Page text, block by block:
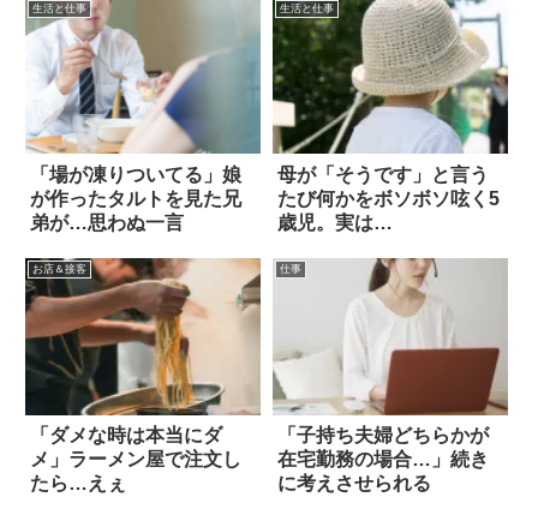
生活と仕事
「場が凍りついてる」娘
が作ったタルトを見た兄
弟が…思わぬ一言
生活と仕事
母が「そうです」と言う
たび何かをボソボソ呟く5
歳児。実は…
お店＆接客
「ダメな時は本当にダ
メ」ラーメン屋で注文し
たら…えぇ
仕事
「子持ち夫婦どちらかが
在宅勤務の場合…」続き
に考えさせられる